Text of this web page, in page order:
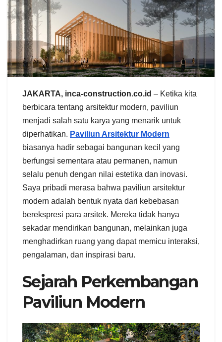
JAKARTA, inca-construction.co.id – Ketika kita
berbicara tentang arsitektur modern, paviliun
menjadi salah satu karya yang menarik untuk
diperhatikan. Paviliun Arsitektur Modern
biasanya hadir sebagai bangunan kecil yang
berfungsi sementara atau permanen, namun
selalu penuh dengan nilai estetika dan inovasi.
Saya pribadi merasa bahwa paviliun arsitektur
modern adalah bentuk nyata dari kebebasan
berekspresi para arsitek. Mereka tidak hanya
sekadar mendirikan bangunan, melainkan juga
menghadirkan ruang yang dapat memicu interaksi,
pengalaman, dan inspirasi baru.
Sejarah Perkembangan
Paviliun Modern